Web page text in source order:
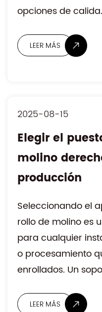
opciones de
LEER MÁS
2025-08-15
Elegir el
molino
producción
Seleccionando el
rollo de molino es
para cualquier
o procesamiento
enrollados. Un